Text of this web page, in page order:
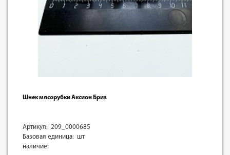
Шнек мясорубки Аксион Бриз
Артикул: 209_0000685
Базовая единица: шт
наличие: